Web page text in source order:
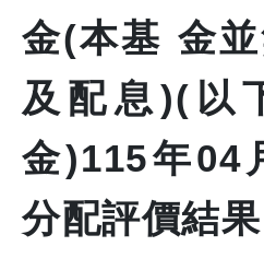
金(本基 金
及配息)(以
金)115年04
分配評價結果